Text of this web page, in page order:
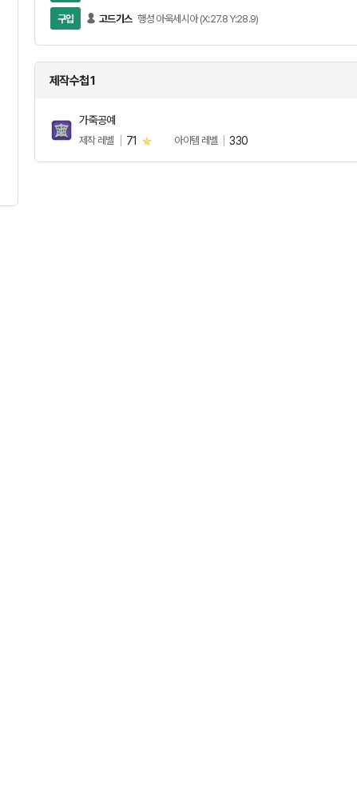
구입 고드기스 행성 아욱세시아 (X:27.8 Y:28.9)
제작수첩 1
가죽공예
제작 레벨 71 아이템 레벨 330